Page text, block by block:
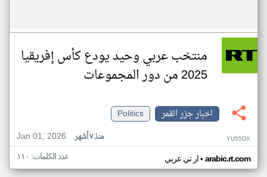
منتخب عربي وحيد يودع كأس إفريقيا
2025 من دور المجموعات
اخبار جزر القمر
Politics
Jan 01, 2026
منذ ٧ أشهر YU55DX
ار تي عربي• arabic.rt.com عدد الكلمات: ١١٠